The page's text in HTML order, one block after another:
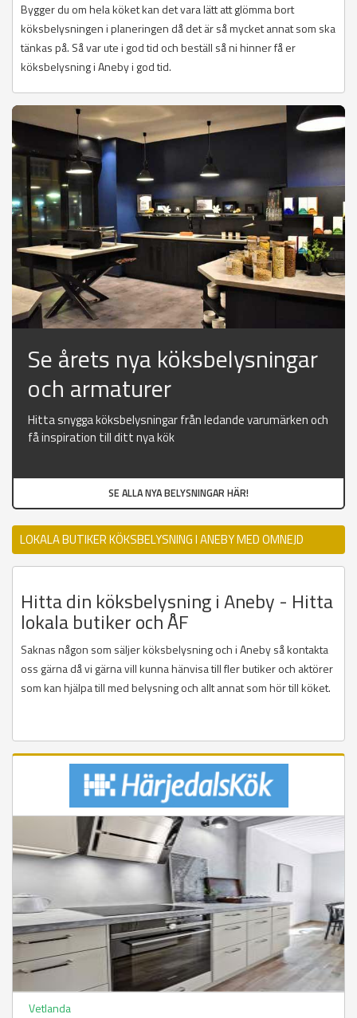
Bygger du om hela köket kan det vara lätt att glömma bort
köksbelysningen i planeringen då det är så mycket annat som ska
tänkas på. Så var ute i god tid och beställ så ni hinner få er
köksbelysning i Aneby i god tid.
Se årets nya köksbelysningar
och armaturer
Hitta snygga köksbelysningar från ledande varumärken och
få inspiration till ditt nya kök
SE ALLA NYA BELYSNINGAR HÄR!
LOKALA BUTIKER KÖKSBELYSNING I ANEBY MED OMNEJD
Hitta din köksbelysning i Aneby - Hitta
lokala butiker och ÅF
Saknas någon som säljer köksbelysning och i Aneby så kontakta
oss gärna då vi gärna vill kunna hänvisa till fler butiker och aktörer
som kan hjälpa till med belysning och allt annat som hör till köket.
Vetlanda